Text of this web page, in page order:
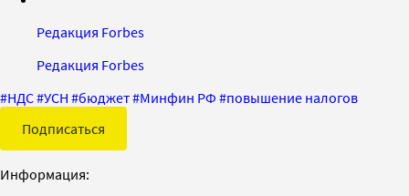
Редакция Forbes
Редакция Forbes
#НДС#УСН #бюджет#Минфин РФ #повышение налогов
Подписаться
Информация: